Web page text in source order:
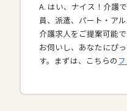
A. はい、ナイス！介護
員、派遣、パート・ア
介護求人をご提案可能
お伺いし、あなたにぴ
す。まずは、こちらの